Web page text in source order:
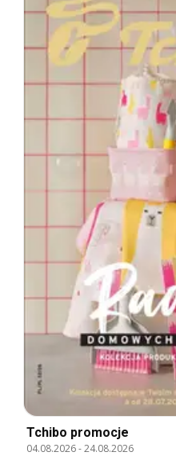
Tchibo promocje
04.08.2026-24.08.2026